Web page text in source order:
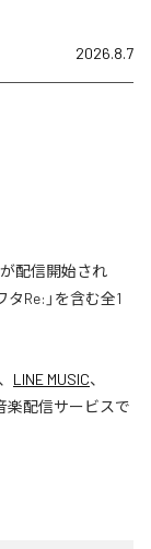
2026.8.7
が配信開始され
Re:」を含む全1
、 LINE MUSIC、
楽配信サービスで